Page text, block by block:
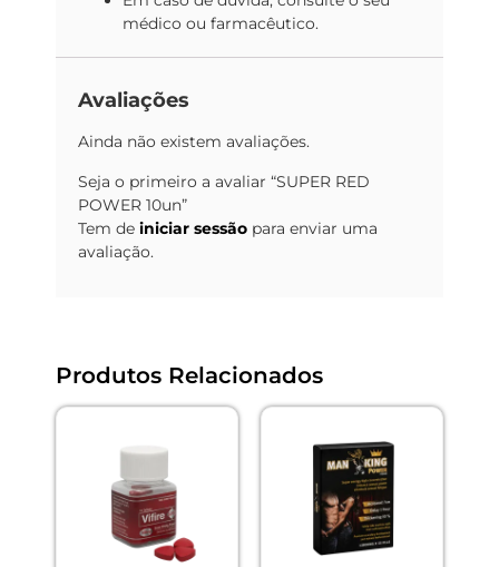
médico ou farmacêutico.
Avaliações
Ainda não existem avaliações.
Seja o primeiro a avaliar “SUPER RED
POWER 10un”
Tem de iniciar sessão para enviar uma
avaliação.
Produtos Relacionados